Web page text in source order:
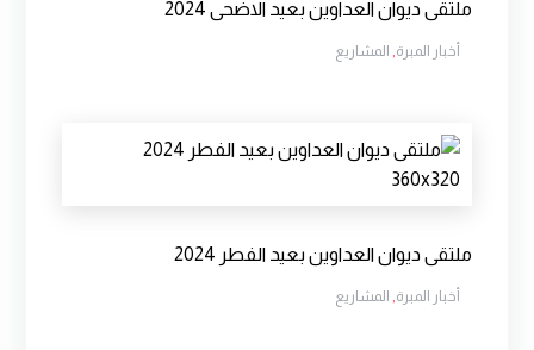
ملتقى ديوان العداوين بعيد الاضحى 2024
أخبار المبرة, المشاريع
ملتقى ديوان العداوين بعيد الفطر 2024
أخبار المبرة, المشاريع